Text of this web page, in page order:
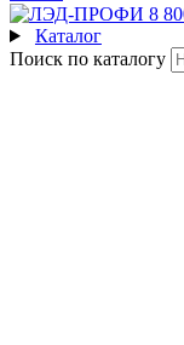
8
Каталог
Поиск по каталогу